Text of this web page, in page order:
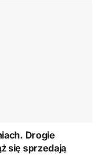
Drogie
się sprzedają